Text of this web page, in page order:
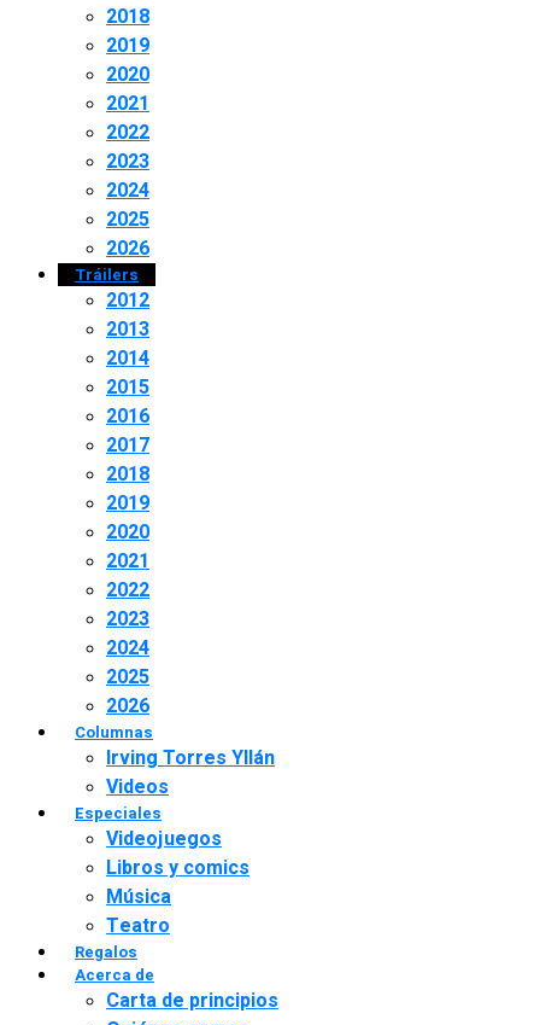
2018
2019
2020
2021
2022
2023
2024
2025
2026
Tráilers
2012
2013
2014
2015
2016
2017
2018
2019
2020
2021
2022
2023
2024
2025
2026
Columnas
Irving Torres Yllán
Videos
Especiales
Videojuegos
Libros y comics
Música
Teatro
Regalos
Acerca de
Carta de principios